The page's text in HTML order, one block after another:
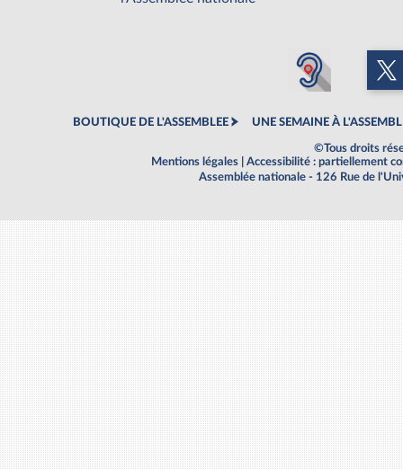
BOUTIQUE DE L'ASSEMBLEE UNE SEMAINE À
©Tous droits
Mentions légales
Accessibilité : partiellement
Assemblée nationale - 126 Rue de